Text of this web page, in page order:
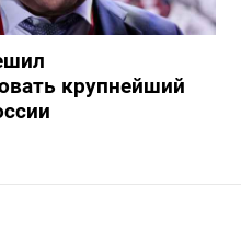
крупнейший